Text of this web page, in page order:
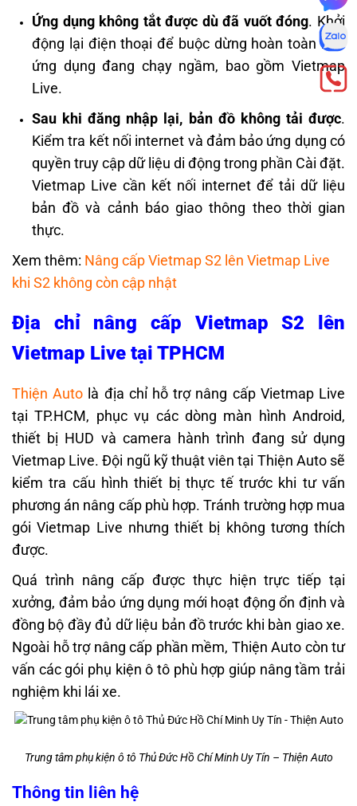
Ứng dụng không tắt được dù đã vuốt đóng. Khởi
động lại điện thoại để buộc dừng hoàn toàn mọi
ứng dụng đang chạy ngầm, bao gồm Vietmap
Live.
Sau khi đăng nhập lại, bản đồ không tải được.
Kiểm tra kết nối internet và đảm bảo ứng dụng có
quyền truy cập dữ liệu di động trong phần Cài đặt.
Vietmap Live cần kết nối internet để tải dữ liệu
bản đồ và cảnh báo giao thông theo thời gian
thực.
Xem thêm: Nâng cấp Vietmap S2 lên Vietmap Live
khi S2 không còn cập nhật
Địa chỉ nâng cấp Vietmap S2 lên
Vietmap Live tại TPHCM
Thiện Auto là địa chỉ hỗ trợ nâng cấp Vietmap Live
tại TP.HCM, phục vụ các dòng màn hình Android,
thiết bị HUD và camera hành trình đang sử dụng
Vietmap Live. Đội ngũ kỹ thuật viên tại Thiện Auto sẽ
kiểm tra cấu hình thiết bị thực tế trước khi tư vấn
phương án nâng cấp phù hợp. Tránh trường hợp mua
gói Vietmap Live nhưng thiết bị không tương thích
được.
Quá trình nâng cấp được thực hiện trực tiếp tại
xưởng, đảm bảo ứng dụng mới hoạt động ổn định và
đồng bộ đầy đủ dữ liệu bản đồ trước khi bàn giao xe.
Ngoài hỗ trợ nâng cấp phần mềm, Thiện Auto còn tư
vấn các gói phụ kiện ô tô phù hợp giúp nâng tầm trải
nghiệm khi lái xe.
Trung tâm phụ kiện ô tô Thủ Đức Hồ Chí Minh Uy Tín – Thiện Auto
Thông tin liên hệ